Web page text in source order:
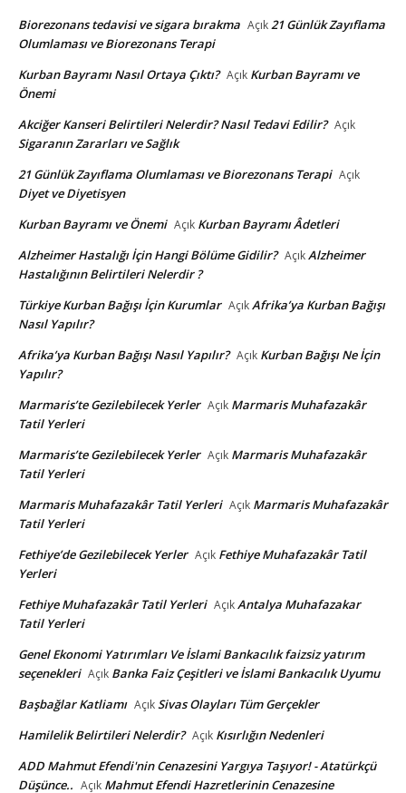
Biorezonans tedavisi ve sigara bırakma Açık21 Günlük Zayıflama
Olumlaması ve Biorezonans Terapi
Kurban Bayramı Nasıl Ortaya Çıktı? Açık Kurban Bayramı ve
Önemi
Akciğer Kanseri Belirtileri Nelerdir? Nasıl Tedavi Edilir? Açık
Sigaranın Zararları ve Sağlık
21 Günlük Zayıflama Olumlaması ve Biorezonans Terapi Açık
Diyet ve Diyetisyen
Kurban Bayramı ve Önemi Açık Kurban Bayramı Âdetleri
Alzheimer Hastalığı İçin Hangi Bölüme Gidilir? AçıkAlzheimer
Hastalığının Belirtileri Nelerdir ?
Türkiye Kurban Bağışı İçin Kurumlar AçıkAfrika’ya Kurban Bağışı
Nasıl Yapılır?
Afrika’ya Kurban Bağışı Nasıl Yapılır? Açık Kurban Bağışı Ne İçin
Yapılır?
Marmaris’te Gezilebilecek Yerler Açık Marmaris Muhafazakâr
Tatil Yerleri
Marmaris’te Gezilebilecek Yerler Açık Marmaris Muhafazakâr
Tatil Yerleri
Marmaris Muhafazakâr Tatil Yerleri Açık Marmaris Muhafazakâr
Tatil Yerleri
Fethiye’de Gezilebilecek Yerler Açık Fethiye Muhafazakâr Tatil
Yerleri
Fethiye Muhafazakâr Tatil Yerleri AçıkAntalya Muhafazakar
Tatil Yerleri
Genel Ekonomi Yatırımları Ve İslami Bankacılık faizsiz yatırım
seçenekleri Açık Banka Faiz Çeşitleri ve İslami Bankacılık Uyumu
Başbağlar Katliamı AçıkSivas Olayları Tüm Gerçekler
Hamilelik Belirtileri Nelerdir? Açık Kısırlığın Nedenleri
ADD Mahmut Efendi'nin Cenazesini Yargıya Taşıyor! - Atatürkçü
Düşünce.. Açık Mahmut Efendi Hazretlerinin Cenazesine